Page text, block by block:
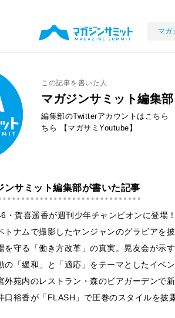
マガ
この記事を書いた人
マガジンサミット編集部
編集部のTwitterアカウントはこちら
ちら
【マガサミYoutube】
ンサミット編集部が書いた記事
・賀喜遥香が週刊少年チャンピオンに登
トナムで撮影したヤンジャンのグラビアを
を守る「働き方改革」の真実。晃友会が示
の「緩和」と「適応」をテーマとしたイベ
外苑内のレストラン・森のビアガーデンで
口裕香が「FLASH」で圧巻のスタイルを